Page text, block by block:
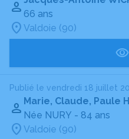
66 ans
Valdoie (90)
Publié le vendredi 18 juillet
Marie, Claude, Paule
Née NURY - 84 ans
Valdoie (90)